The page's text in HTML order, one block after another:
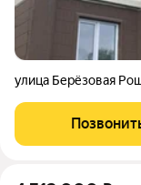
улица Берёзовая